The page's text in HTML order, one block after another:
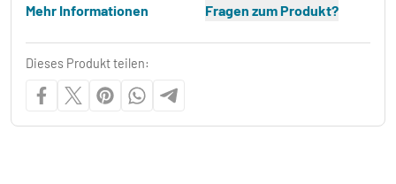
Mehr Informationen Fragen zum Produkt?
Dieses Produkt teilen: